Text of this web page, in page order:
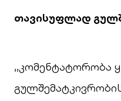
თავისუფლად
,,კომენტატორობა